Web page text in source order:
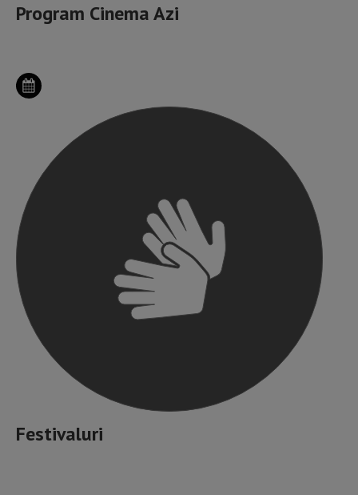
Program Cinema Azi
Festivaluri